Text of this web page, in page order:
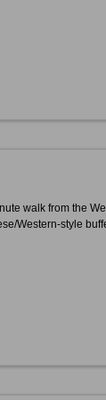
walk from the
Western-style